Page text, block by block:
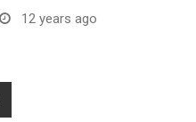
12 years ago